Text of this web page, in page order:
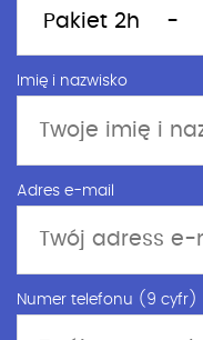
Imię i nazwisko
Adres e-mail
Numer telefonu (9 cyfr)